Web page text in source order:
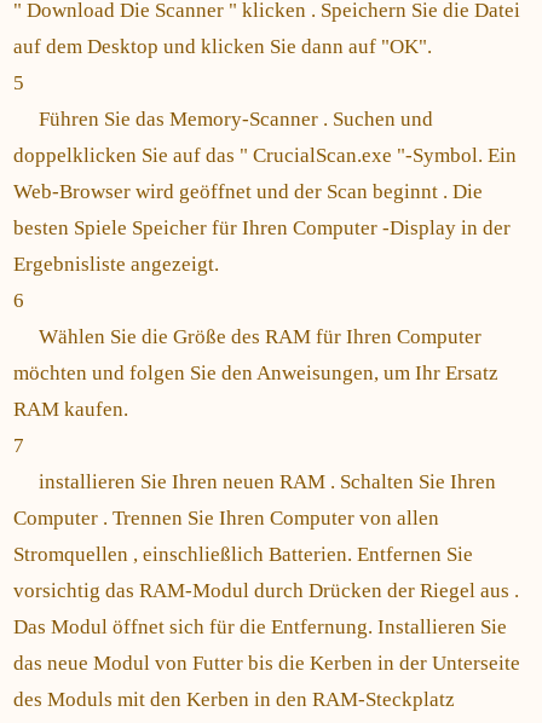
" Download Die Scanner " klicken . Speichern Sie die Datei
auf dem Desktop und klicken Sie dann auf "OK".
5
Führen Sie das Memory-Scanner . Suchen und
doppelklicken Sie auf das " CrucialScan.exe "-Symbol. Ein
Web-Browser wird geöffnet und der Scan beginnt . Die
besten Spiele Speicher für Ihren Computer -Display in der
Ergebnisliste angezeigt.
6
Wählen Sie die Größe des RAM für Ihren Computer
möchten und folgen Sie den Anweisungen, um Ihr Ersatz
RAM kaufen.
7
installieren Sie Ihren neuen RAM . Schalten Sie Ihren
Computer . Trennen Sie Ihren Computer von allen
Stromquellen , einschließlich Batterien. Entfernen Sie
vorsichtig das RAM-Modul durch Drücken der Riegel aus .
Das Modul öffnet sich für die Entfernung. Installieren Sie
das neue Modul von Futter bis die Kerben in der Unterseite
des Moduls mit den Kerben in den RAM-Steckplatz